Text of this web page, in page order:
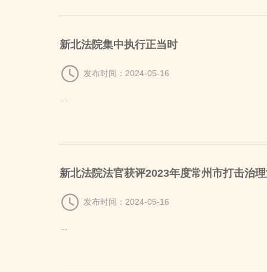
新北法院集中执行正当时
发布时间：2024-05-16
新北法院法官获评2023年度常州市打击治
发布时间：2024-05-16